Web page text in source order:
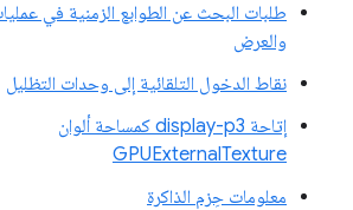
طلبات البحث عن الطوابع الزمنية في
والعرض
نقاط الدخول التلقائية إلى وحدات التظليل
إتاحة display-p3 كمساحة ألوان
GPUExternalTexture
معلومات حِزم الذاكرة